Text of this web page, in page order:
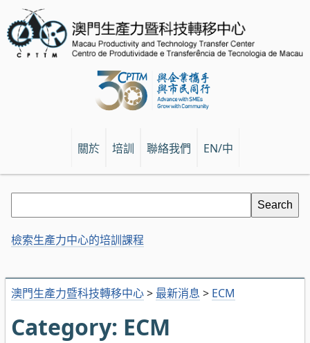
關於 培訓 聯絡我們 EN/中
澳門生產力暨科技轉移中心> 最新消息 > ECM
Category: ECM
檢索生產力中心的培訓課程